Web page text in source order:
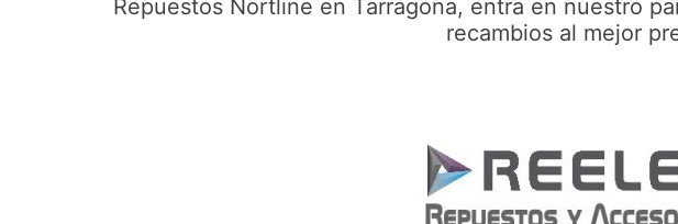
Repuestos Nortline en Tarragona, entra en nuestro
recambios al mejor